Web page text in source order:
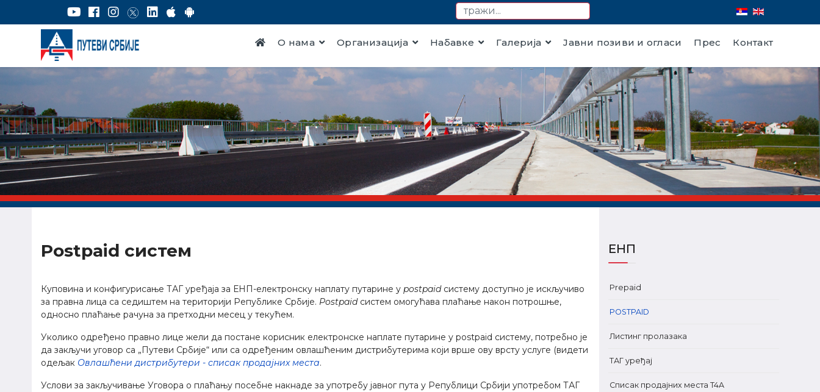
О нама Организација Набавке Галерија Јавни позиви и огласи Прес Контакт
Postpaid систем
Куповина и конфигурисање ТАГ уређаја за ЕНП-електронску наплату путарине у postpaidсистему доступно је искључиво
за правна лица са седиштем на територији Републике Србије. Postpaidсистем омогућава плаћање након потрошње,
односно плаћање рачуна за претходни месец у текућем.
Уколико одређено правно лице жели да постане корисник електронске наплате путарине у postpaid систему, потребно је
да закључи уговор са „Путеви Србије“ или са одређеним овлашћеним дистрибутерима који врше ову врсту услуге (видети
одељак Овлашћени дистрибутери - списак продајних места.
Услови за закључивање Уговора о плаћању посебне накнаде за употребу јавног пута у Републици Србији употребом ТАГ
ЕНП
Prepaid
POSTPAID
Листинг пролазака
ТАГ уређај
Списак продајних места T4A